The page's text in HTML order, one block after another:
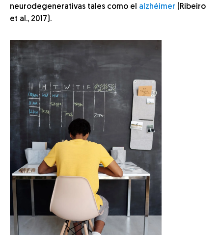
neurodegenerativas tales como el alzhéimer (Ribeiro
et al., 2017).